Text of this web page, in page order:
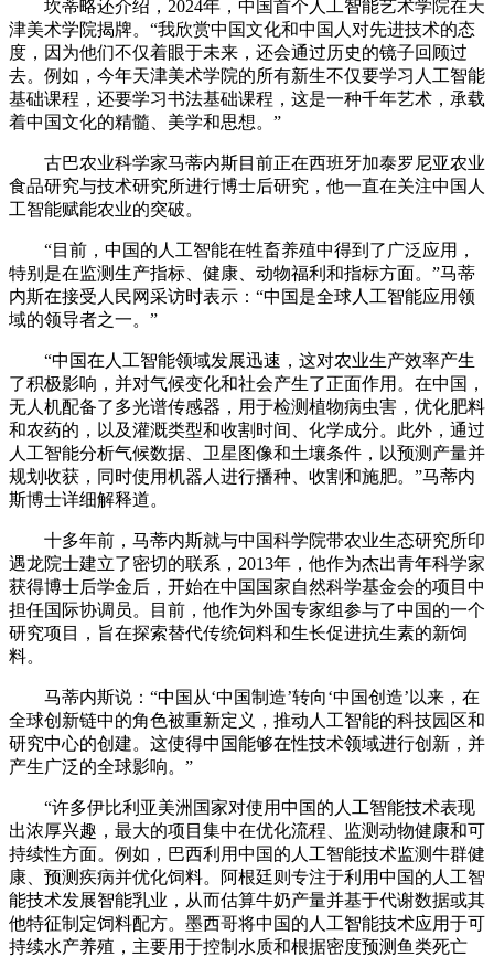
坎蒂略还介绍，2024年，中国首个人工智能艺术学院在天
津美术学院揭牌。“我欣赏中国文化和中国人对先进技术的态
度，因为他们不仅着眼于未来，还会通过历史的镜子回顾过
去。例如，今年天津美术学院的所有新生不仅要学习人工智能
基础课程，还要学习书法基础课程，这是一种千年艺术，承载
着中国文化的精髓、美学和思想。”
古巴农业科学家马蒂内斯目前正在西班牙加泰罗尼亚农业
食品研究与技术研究所进行博士后研究，他一直在关注中国人
工智能赋能农业的突破。
“目前，中国的人工智能在牲畜养殖中得到了广泛应用，
特别是在监测生产指标、健康、动物福利和指标方面。”马蒂
内斯在接受人民网采访时表示：“中国是全球人工智能应用领
域的领导者之一。”
“中国在人工智能领域发展迅速，这对农业生产效率产生
了积极影响，并对气候变化和社会产生了正面作用。在中国，
无人机配备了多光谱传感器，用于检测植物病虫害，优化肥料
和农药的，以及灌溉类型和收割时间、化学成分。此外，通过
人工智能分析气候数据、卫星图像和土壤条件，以预测产量并
规划收获，同时使用机器人进行播种、收割和施肥。”马蒂内
斯博士详细解释道。
十多年前，马蒂内斯就与中国科学院带农业生态研究所印
遇龙院士建立了密切的联系，2013年，他作为杰出青年科学家
获得博士后学金后，开始在中国国家自然科学基金会的项目中
担任国际协调员。目前，他作为外国专家组参与了中国的一个
研究项目，旨在探索替代传统饲料和生长促进抗生素的新饲
料。
马蒂内斯说：“中国从‘中国制造’转向‘中国创造’以来，在
全球创新链中的角色被重新定义，推动人工智能的科技园区和
研究中心的创建。这使得中国能够在性技术领域进行创新，并
产生广泛的全球影响。”
“许多伊比利亚美洲国家对使用中国的人工智能技术表现
出浓厚兴趣，最大的项目集中在优化流程、监测动物健康和可
持续性方面。例如，巴西利用中国的人工智能技术监测牛群健
康、预测疾病并优化饲料。阿根廷则专注于利用中国的人工智
能技术发展智能乳业，从而估算牛奶产量并基于代谢数据或其
他特征制定饲料配方。墨西哥将中国的人工智能技术应用于可
持续水产养殖，主要用于控制水质和根据密度预测鱼类死亡